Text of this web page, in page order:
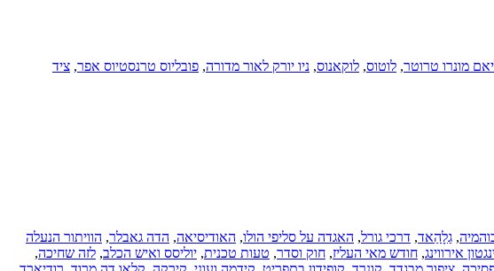
מונרו טרוטר, לוטוס, לוקאנוס, ניו יורק לאור מדורה, פובליוס טרנסטיוס אפר, ציד
, גַלָהַאד, דרכי גורל, האגדה על סליפי הולו, האודיסיאה, הדה גאבלר, הוויתור הנעלה
אירווינג, חודש מאי העליז, חוק וסדר, טעות טכנית, יוליסס ואיש הכלב, לזה שחיכה,